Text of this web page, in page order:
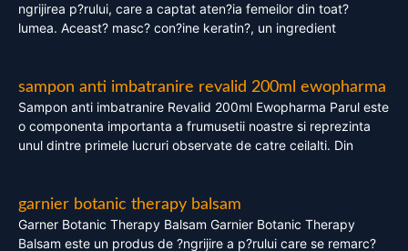
ngrijirea p?rului, care a captat aten?ia femeilor din toat?
lumea. Aceast? masc? con?ine keratin?, un ingredient
sampon anti imbatranire revalid 200ml ewopharma
Sampon anti imbatranire Revalid 200ml Ewopharma Parul este
o componenta importanta a frumusetii noastre si reprezinta
unul dintre primele lucruri observate de catre ceilalti. Din
garnier botanic therapy balsam
Garner Botanic Therapy Balsam Garnier Botanic Therapy
Balsam este un produs de ?ngrijire a p?rului care se remarc?